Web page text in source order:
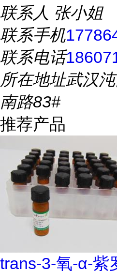
联系人 张小姐
联系手机
联系电话
所在地址武汉
南路83#
推荐产品
trans-3-氧-α-紫